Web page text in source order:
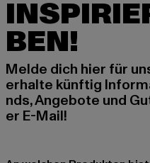
BEN!
Melde dich hier für
erhalte künftig
nds, Angebote und
er E-Mail!